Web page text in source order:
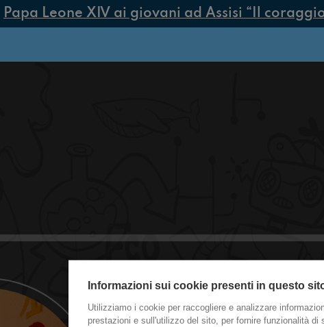
Papa Leone XIV ai giovani ad Assisi “Il
#sgp Parlando
Informazioni sui cookie presenti in questo
Utilizziamo i cookie per raccogliere e analizzare
prestazioni e sull'utilizzo del sito, per fornire funzionalità di